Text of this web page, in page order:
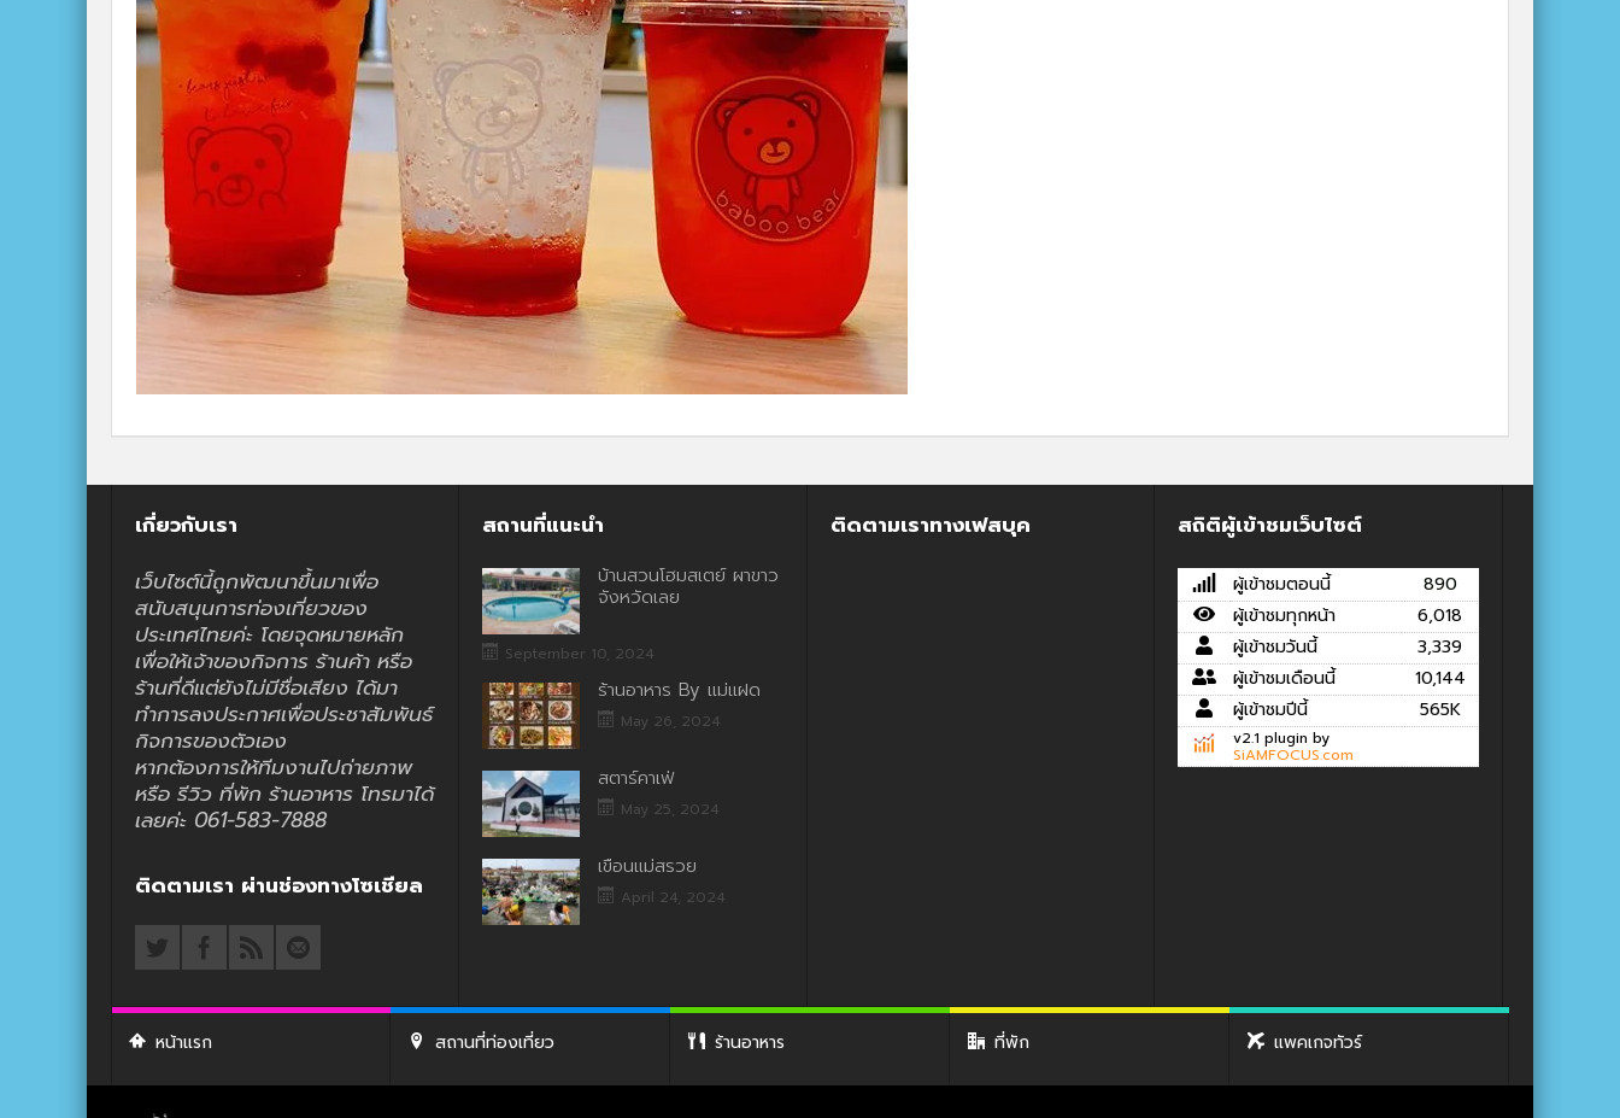
เกี่ยวกับเรา
เว็บไซต์นี้ถูกพัฒนาขึ้นมาเพื่อ
สนับสนุนการท่องเที่ยวของ
ประเทศไทยค่ะ โดยจุดหมายหลัก
เพื่อให้เจ้าของกิจการ ร้านค้า หรือ
ร้านที่ดีแต่ยังไม่มีชื่อเสียง ได้มา
ทำการลงประกาศเพื่อประชาสัมพันธ์
กิจการของตัวเอง
หากต้องการให้ทีมงานไปถ่ายภาพ
หรือ รีวิว ที่พัก ร้านอาหาร โทรมาได้
เลยค่ะ 061-583-7888
ติดตามเรา ผ่านช่องทางโซเชียล
สถานที่แนะนำ
บ้านสวนโฮมสเตย์ ผาขาว
จังหวัดเลย
September 10, 2024
ร้านอาหาร By แม่แฝด
May 26, 2024
สตาร์คาเฟ่
May 25, 2024
เขื่อนแม่สรวย
April 24, 2024
ติดตามเราทางเฟสบุค สถิติผู้เข้าชมเว็บไซต์
ผู้เข้าชมตอนนี้
890
ผู้เข้าชมทุกหน้า
6,018
ผู้เข้าชมวันนี้
3,339
ผู้เข้าชมเดือนนี้
10,144
ผู้เข้าชมปีนี้
565K
v2.1 plugin by
SiAMFOCUS.com
หน้าแรก สถานที่ท่องเที่ยว ร้านอาหาร ที่พัก แพคเกจทัวร์